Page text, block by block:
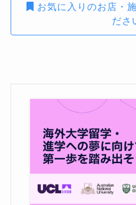
お気に入りのお店・
ださ